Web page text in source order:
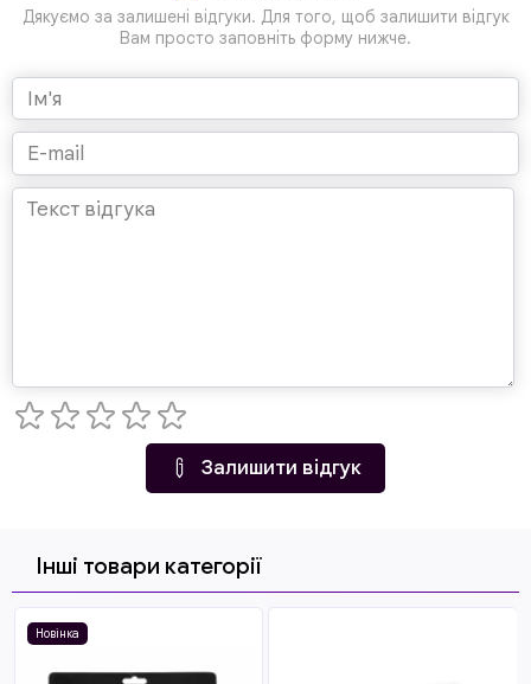
Дякуємо за залишені відгуки. Для того, щоб залишити відгук
Вам просто заповніть форму нижче.
Залишити відгук
Інші товари категорії
Новінка